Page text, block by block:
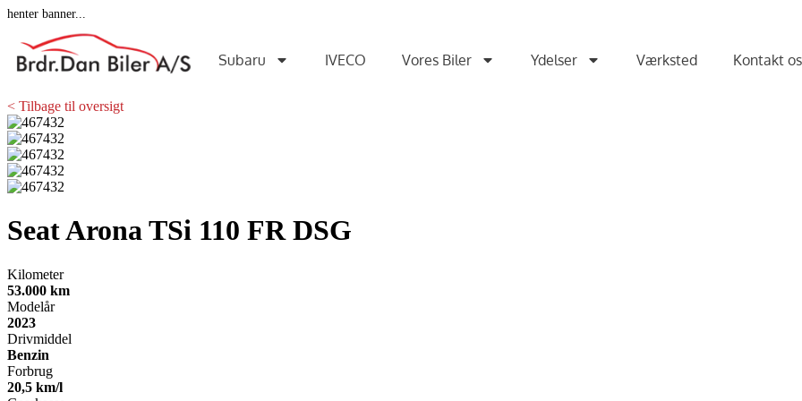
henter banner...
Subaru IVECO Vores Biler Ydelser Værksted Kontakt os
< Tilbage til oversigt
Seat AronaTSi 110 FR DSG
Kilometer
53.000 km
Modelår
2023
Drivmiddel
Benzin
Forbrug
20,5 km/l